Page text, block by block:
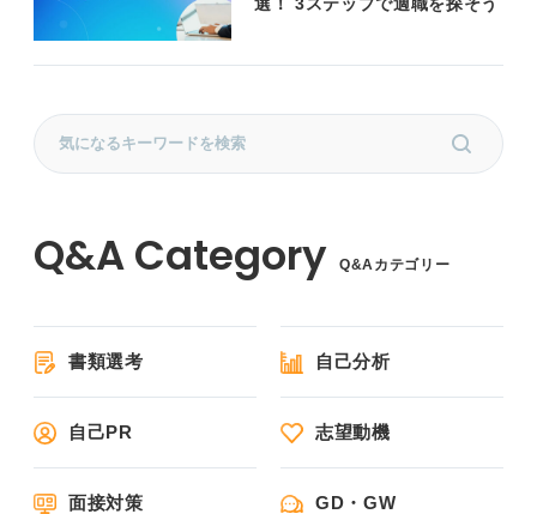
Q&Aカテゴリー
書類選考 自己分析
自己PR 志望動機
面接対策 GD・GW